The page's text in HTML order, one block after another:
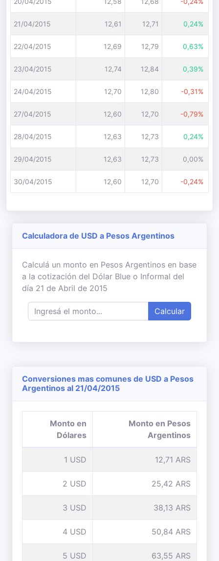
21/04/2015 12,61 12,71 0,24%
22/04/2015 12,69 12,79 0,63%
23/04/2015 12,74 12,84 0,39%
24/04/2015 12,70 12,80 -0,31%
27/04/2015 12,60 12,70 -0,79%
28/04/2015 12,63 12,73 0,24%
29/04/2015 12,63 12,73 0,00%
30/04/2015 12,60 12,70 -0,24%
Calculadora de USD a Pesos Argentinos
Calculá un monto en Pesos Argentinos en base
a la cotización del Dólar Blue o Informal del
día 21 de Abril de 2015
Calcular
Conversiones mas comunes de USD a Pesos
Argentinos al 21/04/2015
Monto en
Dólares
Monto en Pesos
Argentinos
1 USD 12,71 ARS
2 USD 25,42 ARS
3 USD 38,13 ARS
4 USD 50,84 ARS
5 USD 63,55 ARS